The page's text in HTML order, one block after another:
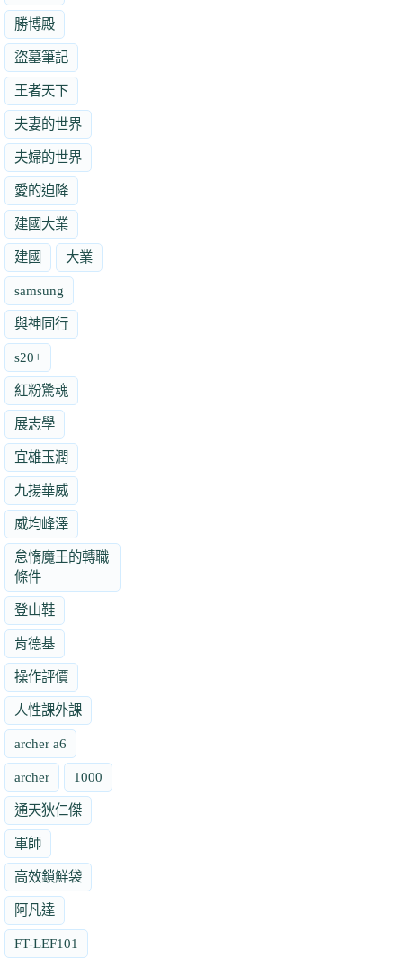
勝博殿
盜墓筆記
王者天下
夫妻的世界
夫婦的世界
愛的迫降
建國大業
建國 大業
samsung
與神同行
s20+
紅粉驚魂
展志學
宜雄玉潤
九揚華威
威均峰澤
怠惰魔王的轉職
條件
登山鞋
肯德基
操作評價
人性課外課
archer a6
archer 1000
通天狄仁傑
軍師
高效鎖鮮袋
阿凡達
FT-LEF101